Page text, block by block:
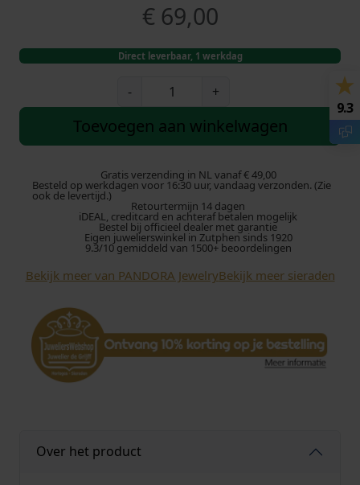
€69,00
Direct leverbaar, 1 werkdag
-
n
r
a
e
d
l
l
v
l
+
Toevoegen aan winkelwagen
Gratis verzending in NL vanaf € 49,00
Besteld op werkdagen voor 16:30 uur, vandaag verzonden. (Zie
ook de levertijd.)
Retourtermijn 14 dagen
iDEAL, creditcard en achteraf betalen mogelijk
Bestel bij officieel dealer met garantie
Eigen juwelierswinkel in Zutphen sinds 1920
9.3/10 gemiddeld van 1500+ beoordelingen
Bekijk meer van PANDORA JewelryBekijk meer sieraden
Over het product
9.3